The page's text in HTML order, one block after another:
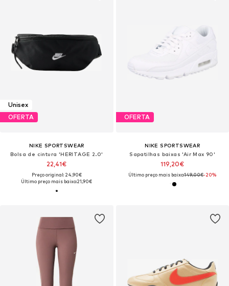
Unisex
OFERTA
NIKE SPORTSWEAR
Bolsa de cintura 'HERITAGE 2.0'
22,41€
Preço original: 24,90€
Último preço mais baixo:21,90€
OFERTA
NIKE SPORTSWEAR
Sapatilhas baixas 'Air Max 90'
119,20€
Último preço mais baixo:149,00€-20%